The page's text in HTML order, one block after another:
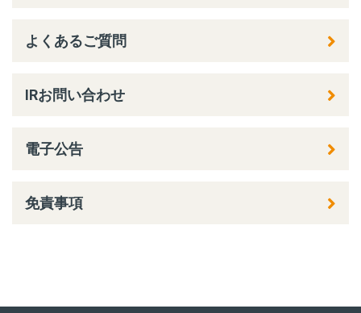
よくあるご質問
IRお問い合わせ
電子公告
免責事項